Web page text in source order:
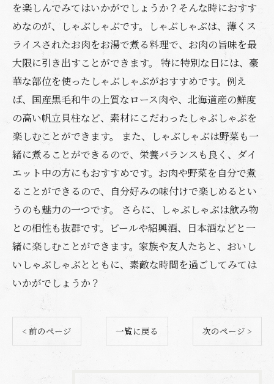
を楽しんでみてはいかがでしょうか？そんな時におすす
めなのが、しゃぶしゃぶです。しゃぶしゃぶは、薄くス
ライスされたお肉をお湯で煮る料理で、お肉の旨味を最
大限に引き出すことができます。 特に特別な日には、豪
華な部位を使ったしゃぶしゃぶがおすすめです。例え
ば、国産黒毛和牛の上質なロース肉や、北海道産の鮮度
の高い帆立貝柱など、素材にこだわったしゃぶしゃぶを
楽しむことができます。 また、しゃぶしゃぶは野菜も一
緒に煮ることができるので、栄養バランスも良く、ダイ
エット中の方にもおすすめです。お肉や野菜を自分で煮
ることができるので、自分好みの味付けで楽しめるとい
うのも魅力の一つです。 さらに、しゃぶしゃぶは飲み物
との相性も抜群です。ビールや紹興酒、日本酒などと一
緒に楽しむことができます。家族や友人たちと、おいし
いしゃぶしゃぶとともに、素敵な時間を過ごしてみては
いかがでしょうか？
< 前のページ 一覧に戻る 次のページ >